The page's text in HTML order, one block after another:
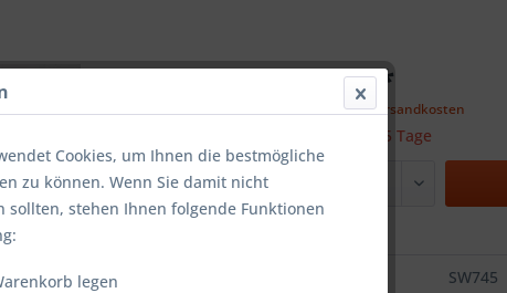
16,99 € *
zzgl. Versandkosten
Lieferzeit ca. 5 Tage
SW745
Cookies, um Ihnen die bestmögliche
zu können. Wenn Sie damit nicht
sollten, stehen Ihnen folgende Funktionen
legen